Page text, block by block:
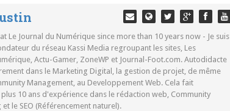
Le Journal du Numérique since more than 10 years now - Je suis
du réseau Kassi Media regroupant les sites, Les
Actu-Gamer, ZoneWP et Journal-Foot.com. Autodidacte
dans le Marketing Digital, la gestion de projet, de même
Management, au Developpement Web. Cela fait
10 ans d'expérience dans le rédaction web, Community
le SEO (Référencement naturel).